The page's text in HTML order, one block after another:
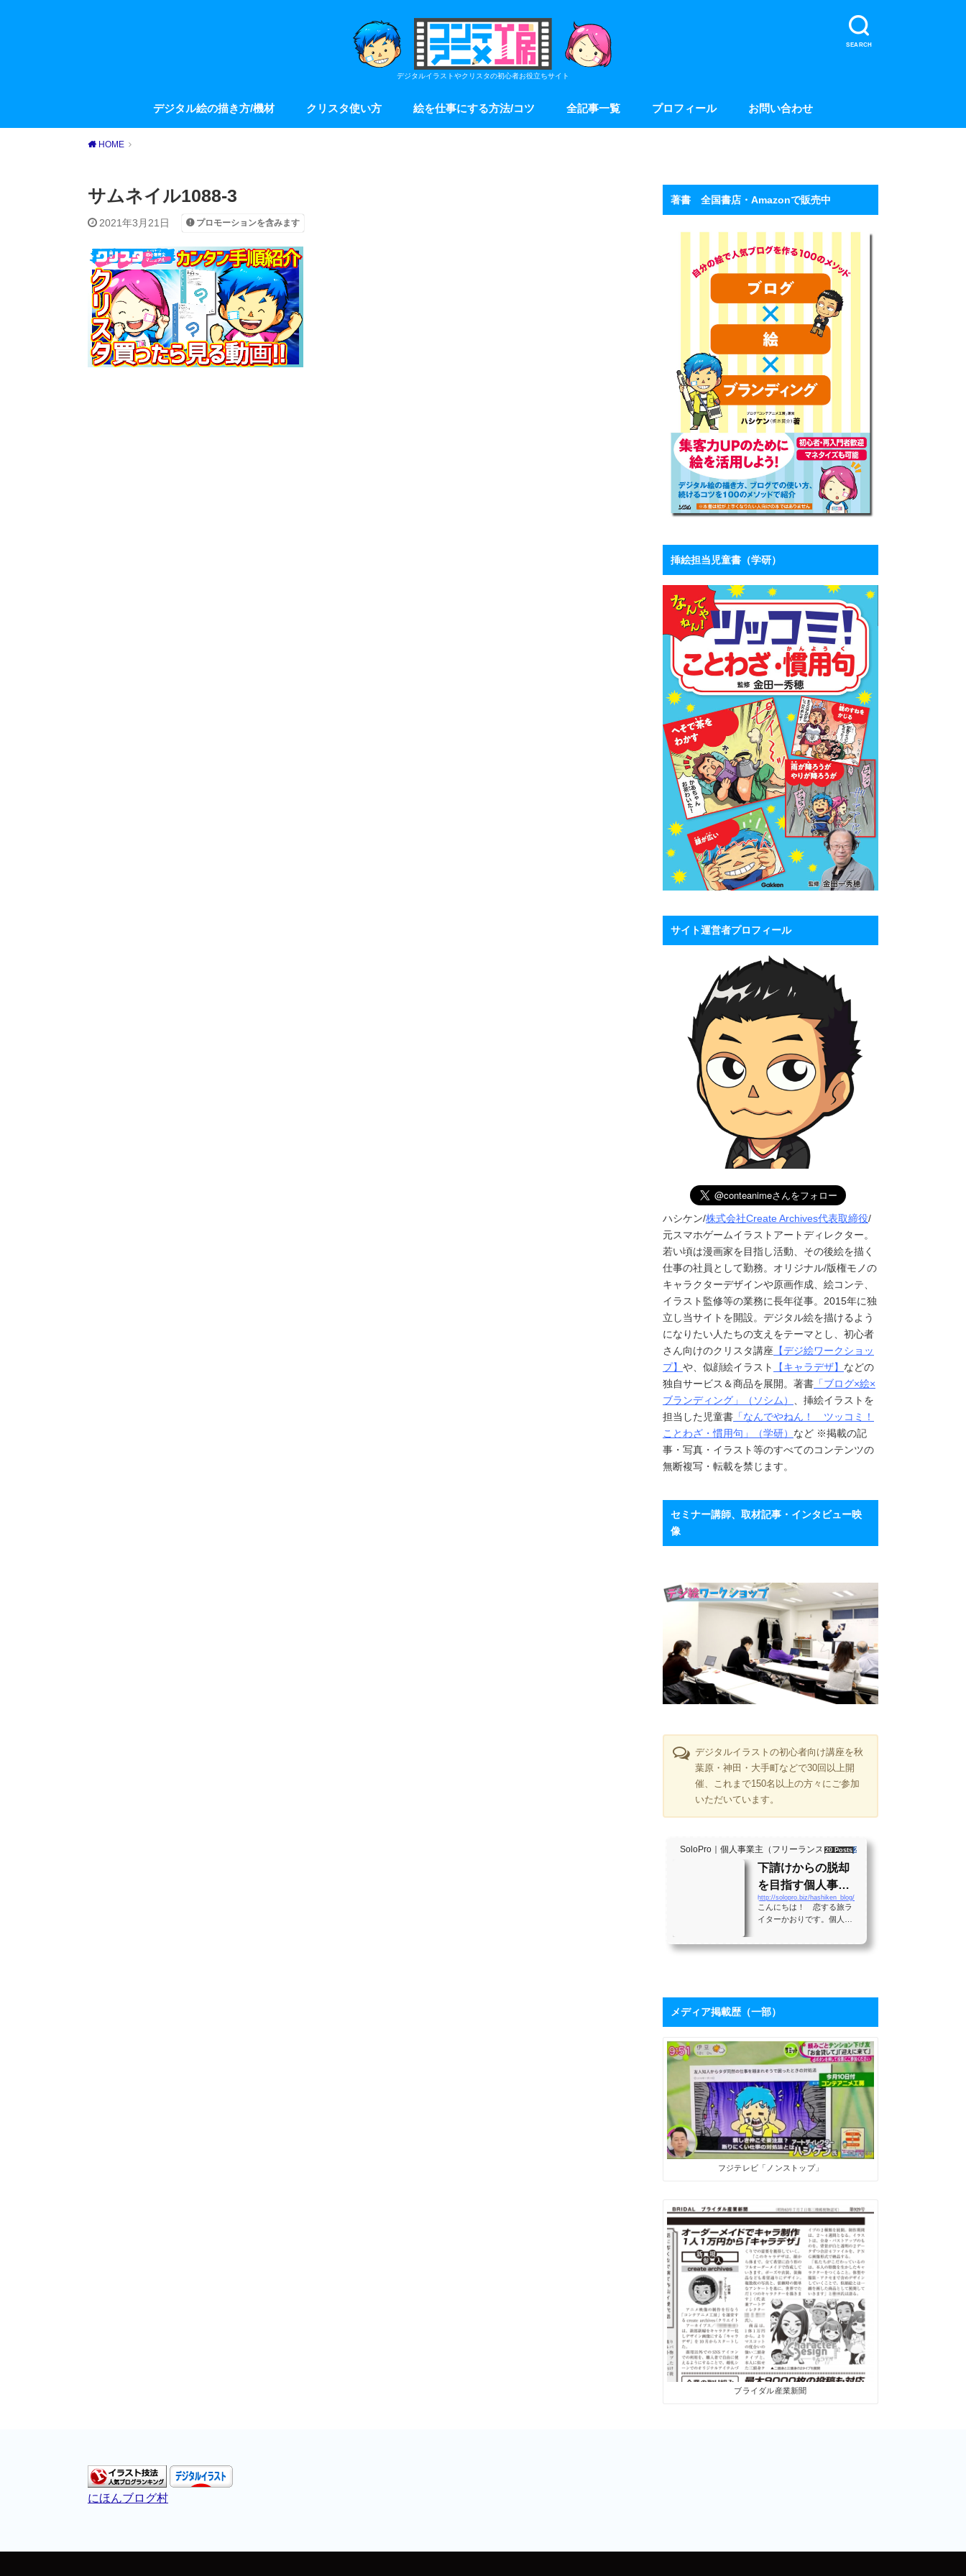
SEARCH
デジタルイラストやクリスタの初心者お役立ちサイト
デジタル絵の描き方/機材 クリスタ使い方 絵を仕事にする方法/コツ 全記事一覧 プロフィール お問い合わせ
HOME
サムネイル1088-3
2021年3月21日 プロモーションを含みます
著書 全国書店・Amazonで販売中
挿絵担当児童書（学研）
サイト運営者プロフィール
ハシケン/株式会社Create Archives代表取締役/
元スマホゲームイラストアートディレクター。
若い頃は漫画家を目指し活動、その後絵を描く
仕事の社員として勤務。オリジナル/版権モノの
キャラクターデザインや原画作成、絵コンテ、
イラスト監修等の業務に長年従事。2015年に独
立し当サイトを開設。デジタル絵を描けるよう
になりたい人たちの支えをテーマとし、初心者
さん向けのクリスタ講座 【デジ絵ワークショッ
プ】 や、似顔絵イラスト 【キャラデザ】 などの
独自サービス＆商品を展開。著書 「ブログ×絵×
ブランディング」（ソシム）
、挿絵イラストを
担当した児童書 「なんでやねん！ ツッコミ！
ことわざ・慣用句」（学研） など ※掲載の記
事・写真・イラスト等のすべてのコンテンツの
無断複写・転載を禁じます。
セミナー講師、取材記事・インタビュー映
像
デジタルイラストの初心者向け講座を秋
葉原・神田・大手町などで30回以上開
催、これまで150名以上の方々にご参加
いただいています。
SoloPro｜個人事業主（フリーランス）・起業家、"ソロ" で働く人のライ
20 Posts 261 Shares
下請けからの脱却
を目指す個人事業
主のバイブル！？
月間28万PVの実績
んに学ぶ「ブログ
http://solopro.biz/hashiken_blog/
こんにちは！ 恋する旅ラ
イターかおりです。個人事
たちにとって、「下請け仕
るために2017年7月から「フ
リーライターの働き方」を
メインテーマにした個人ブ
ログを開設しました。ソロ
で生きる人たちにとって、
ブログは最高の武器になり
ます。数字が伸びてくれ
ば、商品やサービスを売る
ためのプロモーションツー
ルになるうえに、広告収入
やアフィリエイト報酬も見
込めます。 そこで、月間28
万PVを誇るブロ...
メディア掲載歴（一部）
フジテレビ「ノンストップ」
ブライダル産業新聞
にほんブログ村